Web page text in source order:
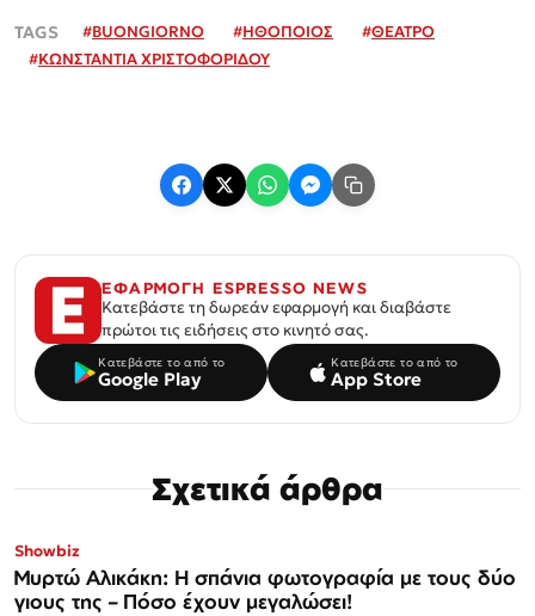
#BUONGIORNO #ΗΘΟΠΟΙΟΣ #ΘΕΑΤΡΟ
#ΚΩΝΣΤΑΝΤΙΑ ΧΡΙΣΤΟΦΟΡΙΔΟΥ
ΕΦΑΡΜΟΓΗ ESPRESSO NEWS
Κατεβάστε τη δωρεάν εφαρμογή και διαβάστε
πρώτοι τις ειδήσεις στο κινητό σας.
Κατεβάστε το από το
Google Play
Κατεβάστε το από το
App Store
Σχετικά άρθρα
Showbiz
Μυρτώ Αλικάκη: Η σπάνια φωτογραφία με τους δύο
γιους της – Πόσο έχουν μεγαλώσει!